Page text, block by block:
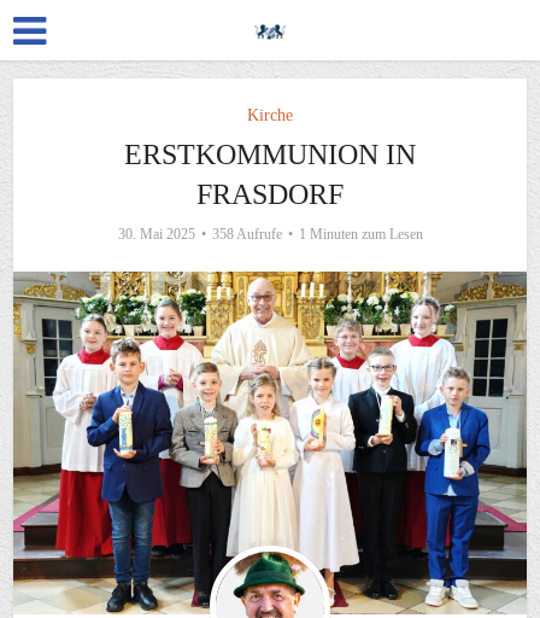
Kirche
ERSTKOMMUNION IN
FRASDORF
30. Mai 2025 358 Aufrufe 1 Minuten zum Lesen